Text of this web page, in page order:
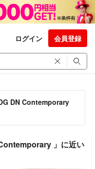
ログイン 会員登録
DN Contemporary
」に近い